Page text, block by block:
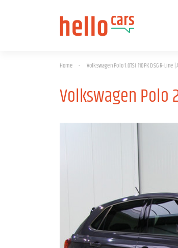
Home - Volkswagen Polo 1.0TSI 110PK DSG R-
Volkswagen Polo